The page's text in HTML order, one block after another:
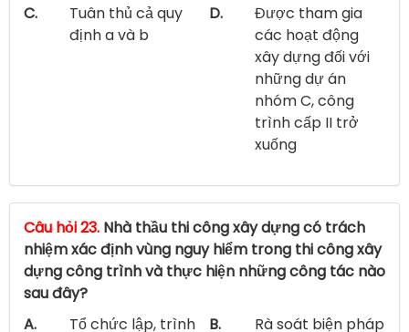
C.
Tuân thủ cả quy
định a và b
D.
Được tham gia
các hoạt động
xây dựng đối với
những dự án
nhóm C, công
trình cấp II trở
xuống
Câu hỏi 23. Nhà thầu thi công xây dựng có trách
nhiệm xác định vùng nguy hiểm trong thi công xây
dựng công trình và thực hiện những công tác nào
sau đây?
A.
Tổ chức lập, trình
B.
Rà soát biện pháp